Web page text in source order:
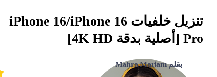
تنزيل خلفيات iPhone 16/iPhone 16
Pro [أصلية بدقة 4K HD]
بقلم Mahra Mariam